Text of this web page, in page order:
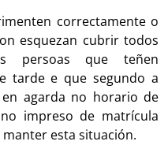
correctamente o
esquezan cubrir todos
persoas que teñen
tarde e que segundo a
agarda no horario de
impreso de matrícula
esta situación.